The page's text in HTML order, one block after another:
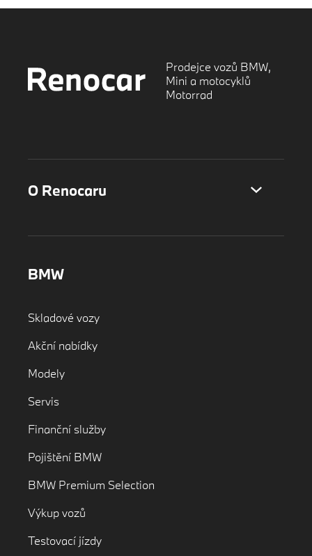
Prodejce vozů BMW,
Mini a motocyklů
Motorrad
O Renocaru
BMW
Skladové vozy
Akční nabídky
Modely
Servis
Finanční služby
Pojištění BMW
BMW Premium Selection
Výkup vozů
Testovací jízdy